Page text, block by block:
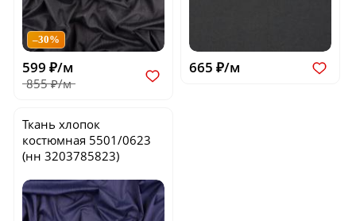
–30%
599 ₽/м
855 ₽/м
665 ₽/м
Ткань хлопок
костюмная 5501/0623
(нн 3203785823)